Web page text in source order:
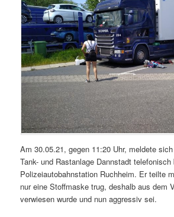
Am 30.05.21, gegen 11:20 Uhr, meldete
Tank- und Rastanlage Dannstadt telefonisch
Polizeiautobahnstation Ruchheim. Er teilte
nur eine Stoffmaske trug, deshalb aus dem
verwiesen wurde und nun aggressiv sei.